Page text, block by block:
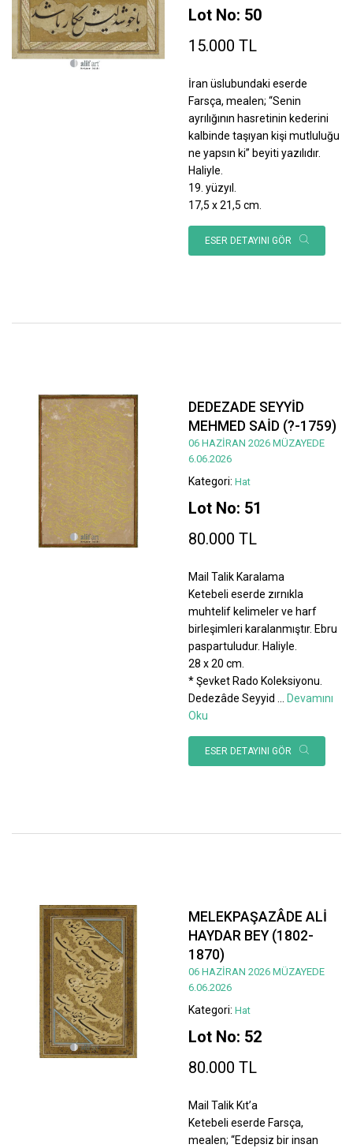
Lot No: 50
15.000 TL
İran üslubundaki eserde
Farsça, mealen; “Senin
ayrılığının hasretinin kederini
kalbinde taşıyan kişi mutluluğu
ne yapsın ki” beyiti yazılıdır.
Haliyle.
19. yüzyıl.
17,5 x 21,5 cm.
ESER DETAYINI GÖR
DEDEZADE SEYYİD
MEHMED SAİD (?-1759)
06 HAZİRAN 2026 MÜZAYEDE
6.06.2026
Kategori: Hat
Lot No: 51
80.000 TL
Mail Talik Karalama
Ketebeli eserde zırnıkla
muhtelif kelimeler ve harf
birleşimleri karalanmıştır. Ebru
paspartuludur. Haliyle.
28 x 20 cm.
* Şevket Rado Koleksiyonu.
Dedezâde Seyyid
Devamını
Oku
ESER DETAYINI GÖR
MELEKPAŞAZÂDE ALİ
HAYDAR BEY (1802-
1870)
06 HAZİRAN 2026 MÜZAYEDE
6.06.2026
Kategori: Hat
Lot No: 52
80.000 TL
Mail Talik Kıt’a
Ketebeli eserde Farsça,
mealen; “Edepsiz bir insan